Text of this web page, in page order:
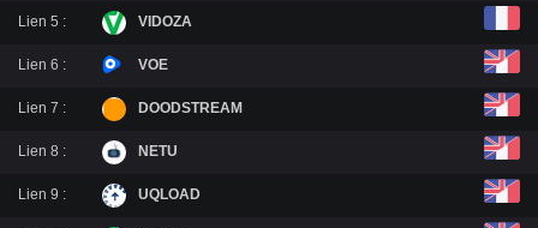
Lien 5 : VIDOZA
Lien 6 : VOE
Lien 7 : DOODSTREAM
Lien 8 : NETU
Lien 9 : UQLOAD